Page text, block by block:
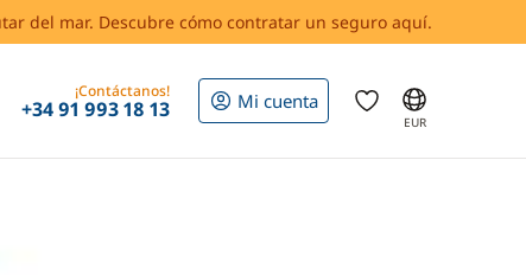
del mar. Descubre cómo contratar un seguro aquí.
¡Contáctanos!
+34 91 993 18 13 Mi cuenta
EUR